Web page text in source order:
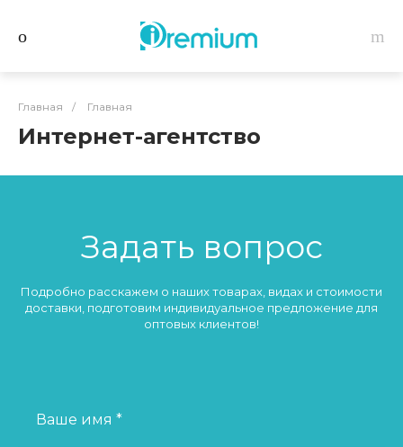
Главная / Главная
Интернет-агентство
Задать вопрос
Подробно расскажем о наших товарах, видах и стоимости
доставки, подготовим индивидуальное предложение для
оптовых клиентов!
Ваше имя *